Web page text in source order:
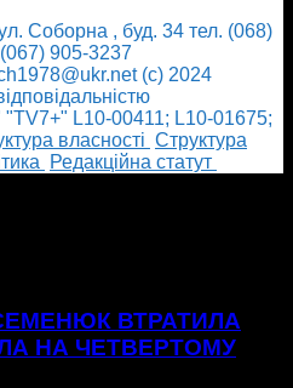
Соборна , буд. 34 тел. (068)
905-3237
(с) 2024
"TV7+" L10-00411; L10-01675;
власності Cтруктура
Редакційна статут
ВТРАТИЛА
НА ЧЕТВЕРТОМУ